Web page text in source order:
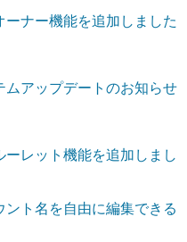
ーナー機能を追加しました
ムアップデートのお知らせ
ーレット機能を追加しまし
ント名を自由に編集できる